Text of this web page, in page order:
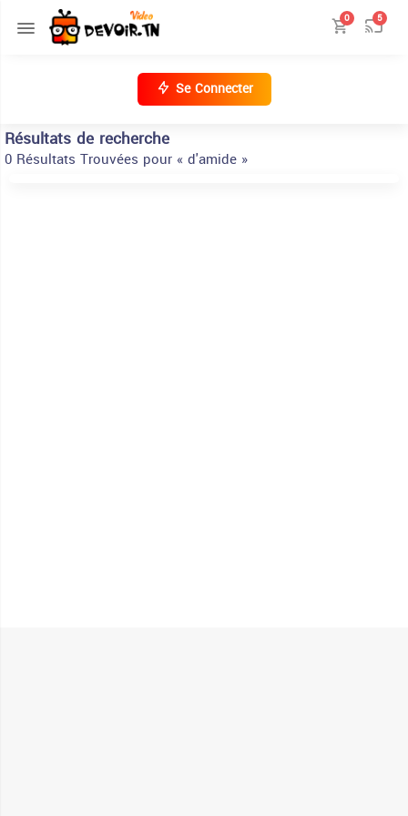
0 5
Se Connecter
Résultats de recherche
0 Résultats Trouvées pour « d'amide »